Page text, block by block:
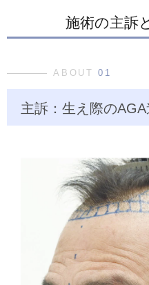
施術の主訴
ABOUT01
主訴：生え際の